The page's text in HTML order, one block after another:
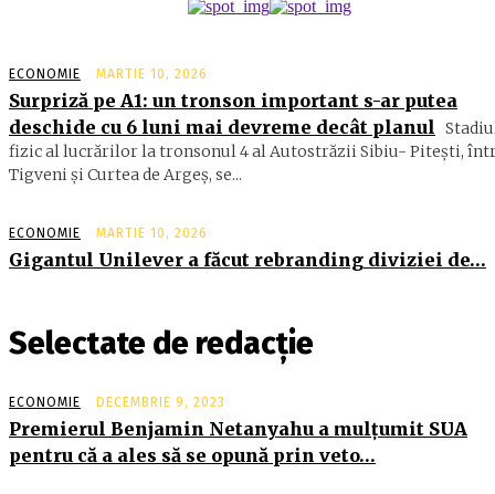
ECONOMIE MARTIE 10, 2026
Surpriză pe A1: un tronson important s-ar putea
deschide cu 6 luni mai devreme decât planul
fizic al lucrărilor la tronsonul 4 al Autostrăzii Sibiu- Piteşti,
Tigveni şi Curtea de Argeş, se...
ECONOMIE MARTIE 10, 2026
Gigantul Unilever a făcut rebranding diviziei de…
Selectate de redacție
ECONOMIE DECEMBRIE 9, 2023
Premierul Benjamin Netanyahu a mulţumit SUA
pentru că a ales să se opună prin veto…